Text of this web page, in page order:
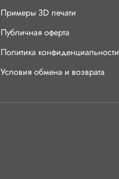
Примеры 3D печати
Публичная оферта
Политика конфиденциальности
Условия обмена и возврата